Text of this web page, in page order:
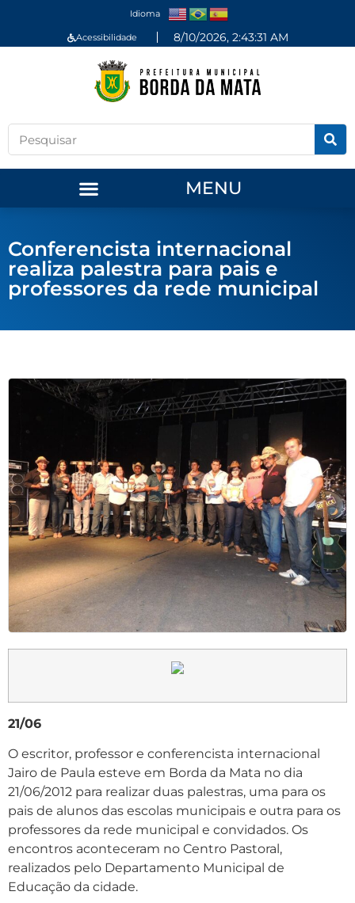
Idioma
Acessibilidade 8/10/2026, 2:43:32 AM
MENU
Conferencista internacional
realiza palestra para pais e
professores da rede municipal
21/06
O escritor, professor e conferencista internacional
Jairo de Paula esteve em Borda da Mata no dia
21/06/2012 para realizar duas palestras, uma para os
pais de alunos das escolas municipais e outra para os
professores da rede municipal e convidados. Os
encontros aconteceram no Centro Pastoral,
realizados pelo Departamento Municipal de
Educação da cidade.